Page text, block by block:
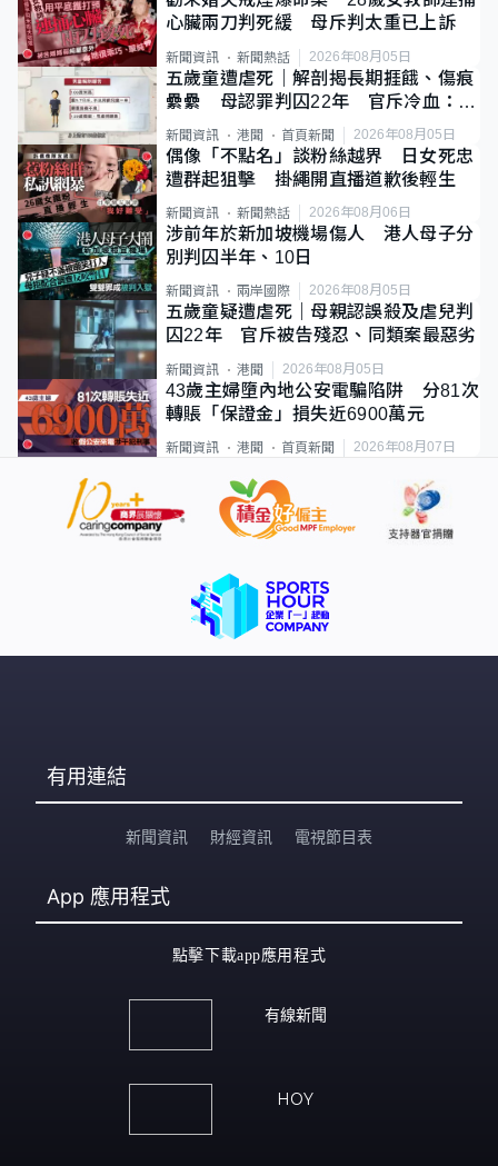
心臟兩刀判死緩 母斥判太重已上訴
新聞資訊 新聞熱話 2026年08月05日
五歲童遭虐死｜解剖揭長期捱餓、傷痕
纍纍 母認罪判囚22年 官斥冷血：同
類案最惡劣
新聞資訊 港聞 首頁新聞 2026年08月05日
偶像「不點名」談粉絲越界 日女死忠
遭群起狙擊 掛繩開直播道歉後輕生
新聞資訊 新聞熱話 2026年08月06日
涉前年於新加坡機場傷人 港人母子分
別判囚半年、10日
新聞資訊 兩岸國際 2026年08月05日
五歲童疑遭虐死｜母親認誤殺及虐兒判
囚22年 官斥被告殘忍、同類案最惡劣
新聞資訊 港聞 2026年08月05日
43歲主婦墮內地公安電騙陷阱 分81次
轉賬「保證金」損失近6900萬元
新聞資訊 港聞 首頁新聞 2026年08月07日
有用連結
新聞資訊 財經資訊 電視節目表
App 應用程式
點擊下載app應用程式
有線新聞
HOY